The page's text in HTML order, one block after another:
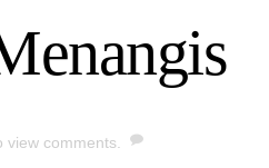
comments.